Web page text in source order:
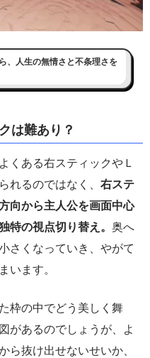
、人生の無情さと不条理さを
は難あり？
くある右スティックやＬ
れるのではなく、 右ステ
向から主人公を画面中心
特の視点切り替え。 奥へ
さくなっていき、やがて
います。
枠の中でどう美しく舞
があるのでしょうが、よ
ら抜け出せないせいか、